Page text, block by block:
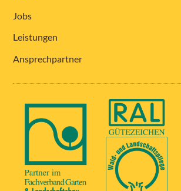
Jobs
Leistungen
Ansprechpartner